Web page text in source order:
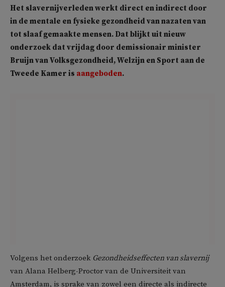
Het slavernijverleden werkt direct en indirect door
in de mentale en fysieke gezondheid van nazaten van
tot slaaf gemaakte mensen. Dat blijkt uit nieuw
onderzoek dat vrijdag door demissionair minister
Bruijn van Volksgezondheid, Welzijn en Sport aan de
Tweede Kamer is aangeboden.
Volgens het onderzoek Gezondheidseffecten van slavernij
van Alana Helberg-Proctor van de Universiteit van
Amsterdam, is sprake van zowel een directe als indirecte